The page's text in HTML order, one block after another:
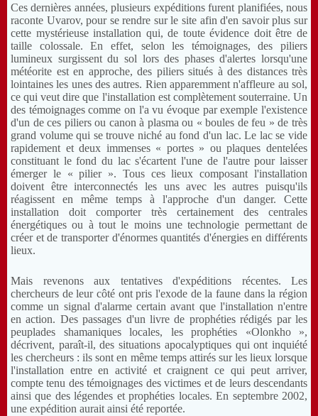
Ces dernières années, plusieurs expéditions furent planifiées, nous
raconte Uvarov, pour se rendre sur le site afin d'en savoir plus sur
cette mystérieuse installation qui, de toute évidence doit être de
taille colossale. En effet, selon les témoignages, des piliers
lumineux surgissent du sol lors des phases d'alertes lorsqu'une
météorite est en approche, des piliers situés à des distances très
lointaines les unes des autres. Rien apparemment n'affleure au sol,
ce qui veut dire que l'installation est complètement souterraine. Un
des témoignages comme on l'a vu évoque par exemple l'existence
d'un de ces piliers ou canon à plasma ou « boules de feu » de très
grand volume qui se trouve niché au fond d'un lac. Le lac se vide
rapidement et deux immenses « portes » ou plaques dentelées
constituant le fond du lac s'écartent l'une de l'autre pour laisser
émerger le « pilier ». Tous ces lieux composant l'installation
doivent être interconnectés les uns avec les autres puisqu'ils
réagissent en même temps à l'approche d'un danger. Cette
installation doit comporter très certainement des centrales
énergétiques ou à tout le moins une technologie permettant de
créer et de transporter d'énormes quantités d'énergies en différents
lieux.
Mais revenons aux tentatives d'expéditions récentes. Les
chercheurs de leur côté ont pris l'exode de la faune dans la région
comme un signal d'alarme certain avant que l'installation n'entre
en action. Des passages d'un livre de prophéties rédigés par les
peuplades shamaniques locales, les prophéties «Olonkho »,
décrivent, paraît-il, des situations apocalyptiques qui ont inquiété
les chercheurs : ils sont en même temps attirés sur les lieux lorsque
l'installation entre en activité et craignent ce qui peut arriver,
compte tenu des témoignages des victimes et de leurs descendants
ainsi que des légendes et prophéties locales. En septembre 2002,
une expédition aurait ainsi été reportée.